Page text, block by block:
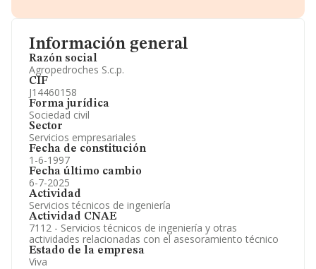
Información general
Razón social
Agropedroches S.c.p.
CIF
J14460158
Forma jurídica
Sociedad civil
Sector
Servicios empresariales
Fecha de constitución
1-6-1997
Fecha último cambio
6-7-2025
Actividad
Servicios técnicos de ingeniería
Actividad CNAE
7112 - Servicios técnicos de ingeniería y otras
actividades relacionadas con el asesoramiento técnico
Estado de la empresa
Viva
Información oficial y registral complementaria.